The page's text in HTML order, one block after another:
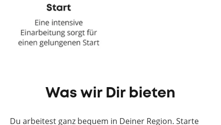
Was wir Dir bieten
Du arbeitest ganz bequem in Deiner Region. Starte